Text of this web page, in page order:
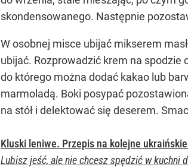
skondensowanego. Następnie
W osobnej misce ubijać mikserem
ubijać. Rozprowadzić krem na spodzie
do którego można dodać kakao lub
marmoladą. Boki posypać
na stół i delektować się deserem.
Kluski leniwe. Przepis na kolejne
Lubisz jeść, ale nie chcesz spędzić w kuchni